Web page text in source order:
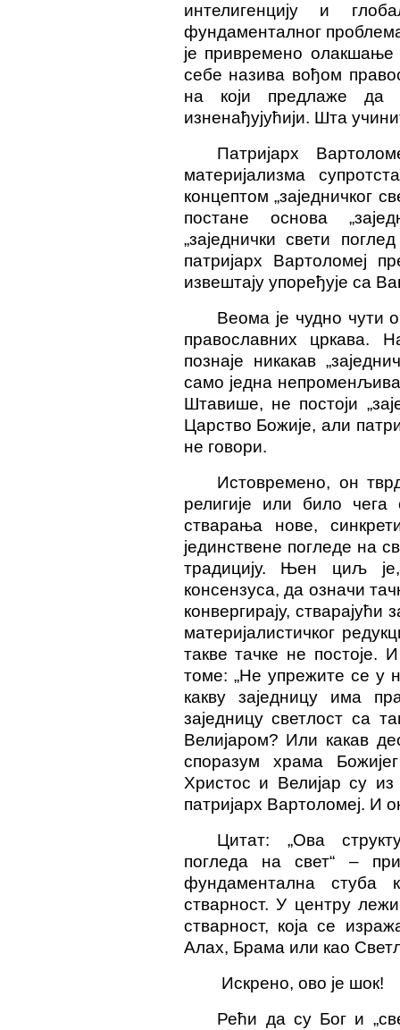
интелигенцију и
фундаменталног
је привремено олакшање
себе назива вођом
на који предлаже да
изненађујућији. Шта
Патријарх
материјализма
концептом „заједничког
постане основа
„заједнички свети
патријарх Вартоломеј
извештају упоређује са
Веома је чудно чути
православних цркава.
познаје никакав
само једна
Штавише, не постоји
Царство Божије, али
не говори.
Истовремено, он
религије или било чега
стварања нове,
јединствене погледе на
традицију. Њен циљ
консензуса, да означи
конвергирају,
материјалистичког
такве тачке не постоје.
томе: „Не упрежите се у
какву заједницу има
заједницу светлост са
Велијаром? Или какав
споразум храма
Христос и Велијар су из
патријарх Вартоломеј. И
Цитат: „Ова
погледа на свет“ –
фундаментална стуба
стварност. У центру
стварност, која се
Алах, Брама или као
Искрено, ово је шок!
Рећи да су Бог и